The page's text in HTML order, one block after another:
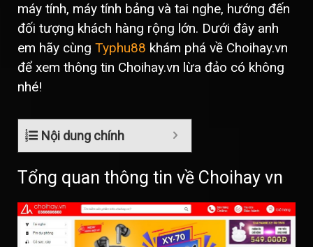
máy tính, máy tính bảng và tai nghe, hướng đến
đối tượng khách hàng rộng lớn. Dưới đây anh
em hãy cùng Typhu88 khám phá về Choihay.vn
để xem thông tin Choihay.vn lừa đảo có không
nhé!
Nội dung chính
Tổng quan thông tin về Choihay vn